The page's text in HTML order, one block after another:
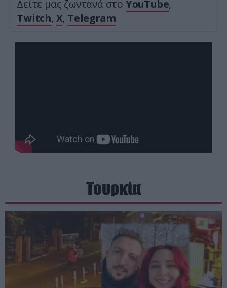
Δείτε μας ζωντανά στο YouTube,
Twitch, X, Telegram
Τουρκία